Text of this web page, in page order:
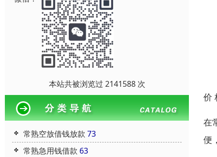
本站共被浏览过 2141588 次
常熟空放借钱放款 73
常熟急用钱借款 63
价
在
便